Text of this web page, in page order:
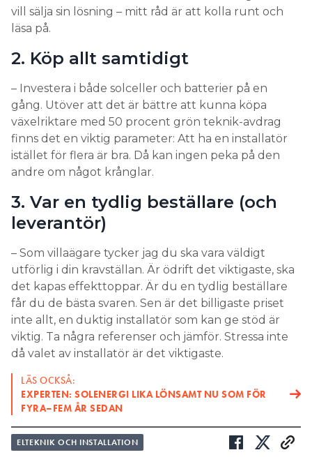
Göran
vill sälja sin lösning – mitt råd är att kolla runt och
läsa på.
2. Köp allt samtidigt
– Investera i både solceller och batterier på en
gång. Utöver att det är bättre att kunna köpa
växelriktare med 50 procent grön teknik-avdrag
finns det en viktig parameter: Att ha en installatör
istället för flera är bra. Då kan ingen peka på den
andre om något krånglar.
3. Var en tydlig beställare (och
leverantör)
– Som villaägare tycker jag du ska vara väldigt
utförlig i din kravställan. Är ödrift det viktigaste, ska
det kapas effekttoppar. Är du en tydlig beställare
får du de bästa svaren. Sen är det billigaste priset
inte allt, en duktig installatör som kan ge stöd är
viktig. Ta några referenser och jämför. Stressa inte
då valet av installatör är det viktigaste.
LÄS OCKSÅ:
EXPERTEN: SOLENERGI LIKA LÖNSAMT NU SOM FÖR
FYRA–FEM ÅR SEDAN
ELTEKNIK OCH INSTALLATION